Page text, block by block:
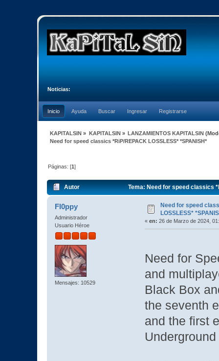
Noticias:
Inicio Ayuda Buscar Ingresar Registrarse
KAPITALSIN » KAPITALSIN» LANZAMIENTOS KAPITALSIN
Need for speed classics *RiP/REPACK LOSSLESS* *SPANISH*
Páginas: [1]
Autor Tema: Need for speed classics
Fl0ppy
Administrador
Usuario Héroe
Mensajes: 10529
Need for speed
LOSSLESS*
« en: 26 de Marzo de 2024,
Need for
and
Black Box
the seventh
and the first